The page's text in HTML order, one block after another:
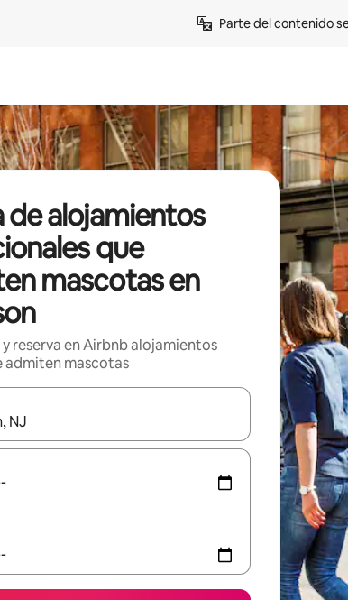
Parte del contenido
de alojamientos
que
mascotas en
reserva en Airbnb alojamientos
admiten mascotas
resultados estén disponibles, podrás navegar usando